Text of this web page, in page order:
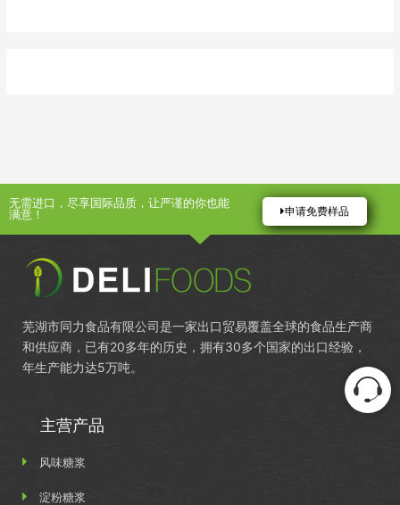
无需进口，尽享国际品质，让严谨的你也能
满意！
申请免费样品
芜湖市同力食品有限公司是一家出口贸易覆盖全球的食品生产商
和供应商，已有20多年的历史，拥有30多个国家的出口经验，
年生产能力达5万吨。
主营产品
风味糖浆
淀粉糖浆